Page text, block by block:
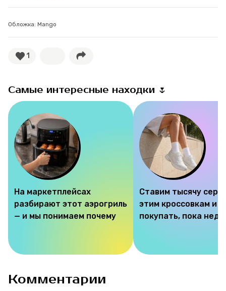
Обложка: Mango
1
Самые интересные находки 🌷
На маркетплейсах
разбирают этот аэрогриль
— и мы понимаем почему
Ставим тысячу
этим кроссовкам и
покупать, пока
Комментарии